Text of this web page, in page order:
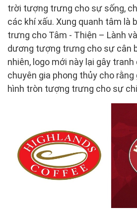
trời tượng trưng cho sự sống,
các khí xấu. Xung quanh tâm là
trưng cho Tâm - Thiện – Lành
dương tượng trưng cho sự cân
nhiên, logo mới này lại gây
chuyên gia phong thủy cho
hình tròn tượng trưng cho sự